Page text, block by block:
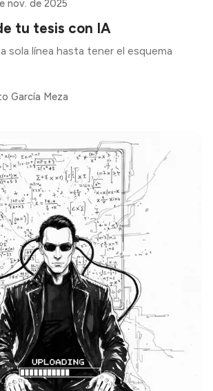
nov. de 2025
tu tesis con IA
sola línea hasta tener el esquema
García Meza